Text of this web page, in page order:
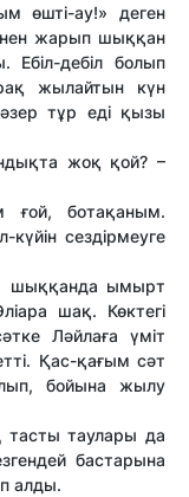
өшті-ау!» деген
жарып шыққан
дебіл болып
жылайтын күн
тұр еді қызы
жоқ қой? –
ғой, ботақаным.
сездірмеуге
шыққанда ымырт
шақ. Көктегі
Ләйлаға үміт
Қас-қағым сәт
бойына жылу
тасты таулары да
бастарына
алды.